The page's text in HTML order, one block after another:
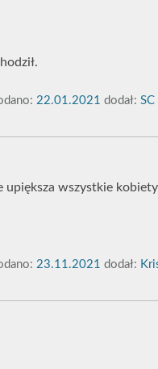
22.01.2021 dodał: SC
upiększa wszystkie
23.11.2021 dodał: